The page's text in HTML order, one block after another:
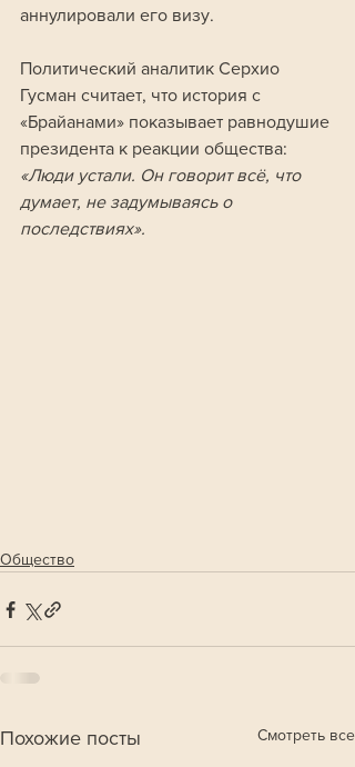
аннулировали его визу.
Политический аналитик Серхио
Гусман считает, что история с
«Брайанами» показывает равнодушие
президента к реакции общества:
«Люди устали. Он говорит всё, что
думает, не задумываясь о
последствиях».
Общество
Похожие посты Смотреть все